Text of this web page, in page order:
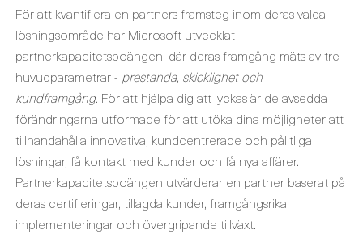
För att kvantifiera en partners framsteg inom deras valda
lösningsområde har Microsoft utvecklat
partnerkapacitetspoängen, där deras framgång mäts av tre
huvudparametrar - prestanda, skicklighet och
kundframgång. För att hjälpa dig att lyckas är de avsedda
förändringarna utformade för att utöka dina möjligheter att
tillhandahålla innovativa, kundcentrerade och pålitliga
lösningar, få kontakt med kunder och få nya affärer.
Partnerkapacitetspoängen utvärderar en partner baserat på
deras certifieringar, tillagda kunder, framgångsrika
implementeringar och övergripande tillväxt.